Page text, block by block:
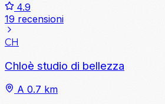
4.9
19 recensioni
CH
Chloè studio di bellezza
A 0.7 km